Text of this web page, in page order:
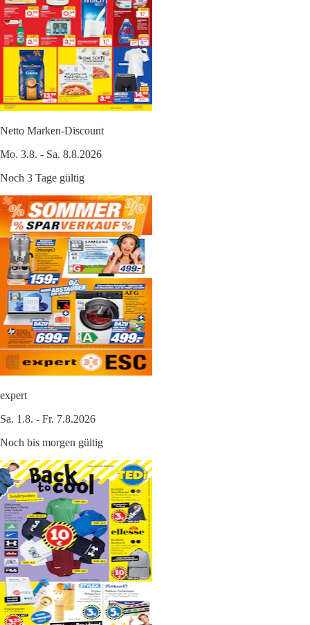
Netto Marken-Discount
Mo. 3.8. - Sa. 8.8.2026
Noch 3 Tage gültig
expert
Sa. 1.8. - Fr. 7.8.2026
Noch bis morgen gültig